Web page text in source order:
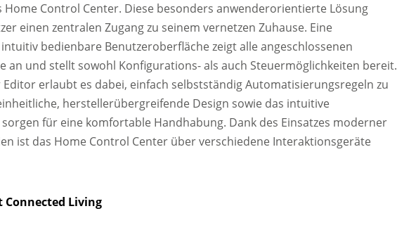
Home Control Center. Diese besonders anwenderorientierte Lösung
einen zentralen Zugang zu seinem vernetzen Zuhause. Eine
bedienbare Benutzeroberfläche zeigt alle angeschlossenen
an und stellt sowohl Konfigurations- als auch Steuermöglichkeiten bereit.
erlaubt es dabei, einfach selbstständig Automatisierungsregeln zu
herstellerübergreifende Design sowie das intuitive
für eine komfortable Handhabung. Dank des Einsatzes moderner
ist das Home Control Center über verschiedene Interaktionsgeräte
Connected Living